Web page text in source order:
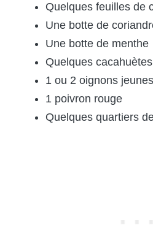
Quelques feuilles de
Une botte de
Une botte de menthe
Quelques
1 ou 2 oignons jeunes
1 poivron rouge
Quelques quartiers